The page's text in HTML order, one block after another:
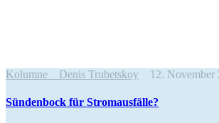
Kolumne Denis Trubetskoy 12. November
Sün­den­bock für Stromausfälle?